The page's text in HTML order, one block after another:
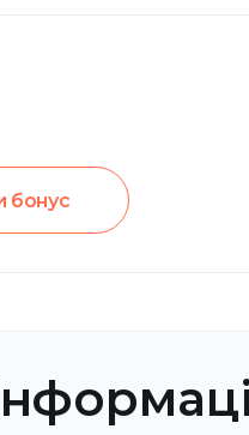
бонус